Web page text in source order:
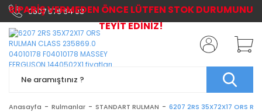
0507 576 64 03
Anasayfa Rulmanlar STANDART RULMAN 6207 2RS 35X72X17 ORS
SİPARİŞ VERMEDEN ÖNCE LÜTFEN STOK DURUMUNU
TEYİT EDİNİZ!